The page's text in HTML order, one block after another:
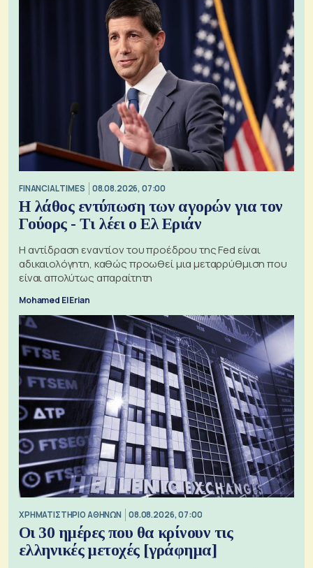
FINANCIAL TIMES 08.08.2026, 07:00
Η λάθος εντύπωση των αγορών για τον
Γούορς - Τι λέει ο Ελ Εριάν
Η αντίδραση εναντίον του προέδρου της Fed είναι
αδικαιολόγητη, καθώς προωθεί μια μεταρρύθμιση που
είναι απολύτως απαραίτητη
Mohamed El Erian
XΡΗΜΑΤΙΣΤΗΡΙΟ ΑΘΗΝΩΝ 08.08.2026, 07:00
Οι 30 ημέρες που θα κρίνουν τις
ελληνικές μετοχές [γράφημα]